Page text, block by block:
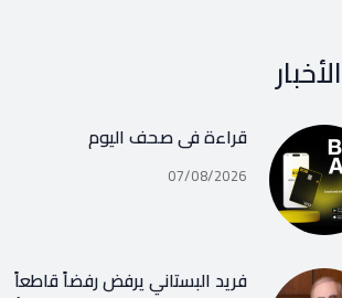
قراءة في صحف اليوم
07/08/2026
فريد البستاني يرفض رفضاً قاطعاً